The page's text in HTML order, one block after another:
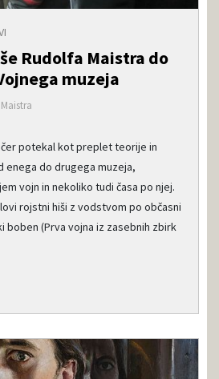
Rudolfa Maistra do
muzeja
potekal kot preplet teorije in
enega do drugega muzeja,
vojn in nekoliko tudi časa po njej.
rojstni hiši z vodstvom po občasni
boben (Prva vojna iz zasebnih zbirk